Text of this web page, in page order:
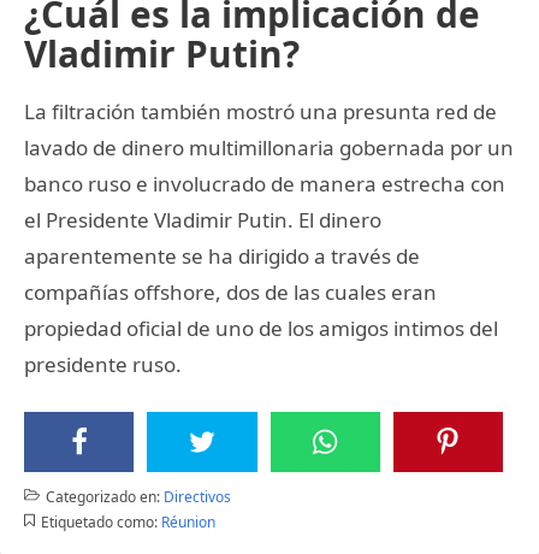
¿Cuál es la implicación de
Vladimir Putin?
La filtración también mostró una presunta red de
lavado de dinero multimillonaria gobernada por un
banco ruso e involucrado de manera estrecha con
el Presidente Vladimir Putin. El dinero
aparentemente se ha dirigido a través de
compañías offshore, dos de las cuales eran
propiedad oficial de uno de los amigos intimos del
presidente ruso.
Categorizado en: Directivos
Etiquetado como: Réunion